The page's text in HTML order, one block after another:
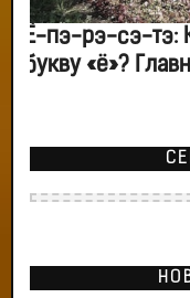
Ё-пэ-рэ-сэ-тэ:
букву «ё»?